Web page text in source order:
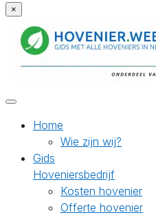
×
Home
Wie zijn wij?
Gids
Hoveniersbedrijf
Kosten hovenier
Offerte hovenier